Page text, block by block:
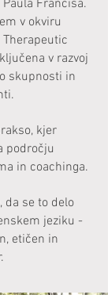
Francisa.
v okviru
Therapeutic
v razvoj
skupnosti in
kjer
področju
in coachinga.
da se to delo
jeziku -
etičen in